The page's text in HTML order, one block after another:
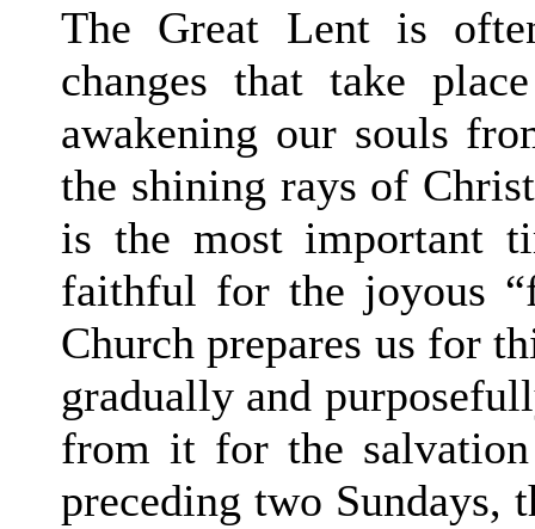
The Great Lent is
changes that take
awakening our souls
the shining rays of
is the most important
faithful for the joyous
Church prepares us for
gradually and
from it for the
preceding two Sundays,